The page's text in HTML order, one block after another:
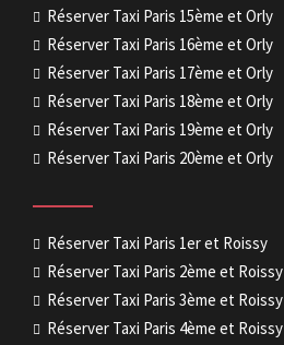
Réserver Taxi Paris 15ème et Orly
Réserver Taxi Paris 16ème et Orly
Réserver Taxi Paris 17ème et Orly
Réserver Taxi Paris 18ème et Orly
Réserver Taxi Paris 19ème et Orly
Réserver Taxi Paris 20ème et Orly
Réserver Taxi Paris 1er et Roissy
Réserver Taxi Paris 2ème et Roissy
Réserver Taxi Paris 3ème et Roissy
Réserver Taxi Paris 4ème et Roissy